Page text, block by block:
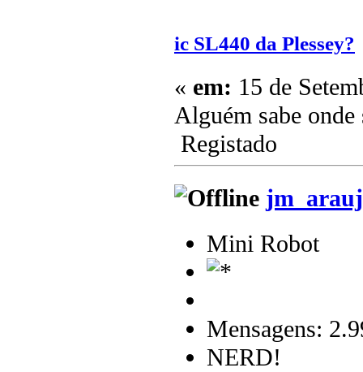
ic SL440 da Plessey?
« em: 15 de
Alguém sabe
Registado
Mini Robot
Mensagens:
NERD!